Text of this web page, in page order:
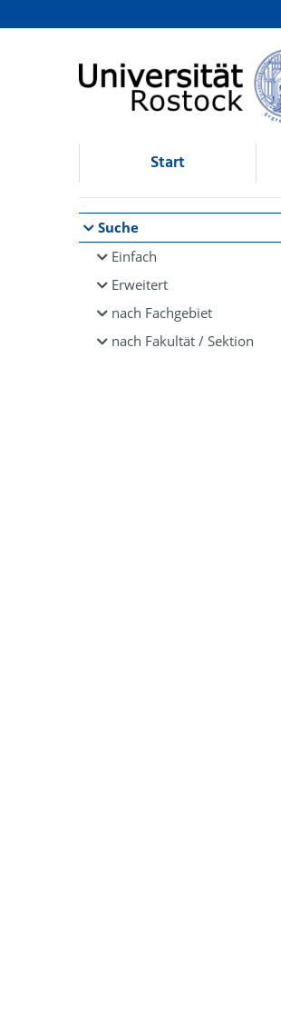
Browsen
direkt zum Inhalt
Start
Suche
Einfach
Erweitert
nach Fachgebiet
nach Fakultät / Sektion